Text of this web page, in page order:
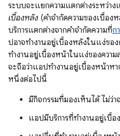
ระบบจะแยกความแตกต่างระหว่า
เบื้องหลัง (คําจํากัดความของเบื้อง
บริการแตกต่างจากคําจํากัดความที่ก
ปอาจทำงานอยู่เบื้องหลังในแง่ขอ
ทำงานอยู่เบื้องหน้าในแง่ของความ
จะถือว่าแอปทำงานอยู่เบื้องหน้าห
หนึ่งต่อไปนี้
มีกิจกรรมที่มองเห็นได้ ไม่ว่า
แอปมีบริการที่ทำงานอยู่เบื้อ